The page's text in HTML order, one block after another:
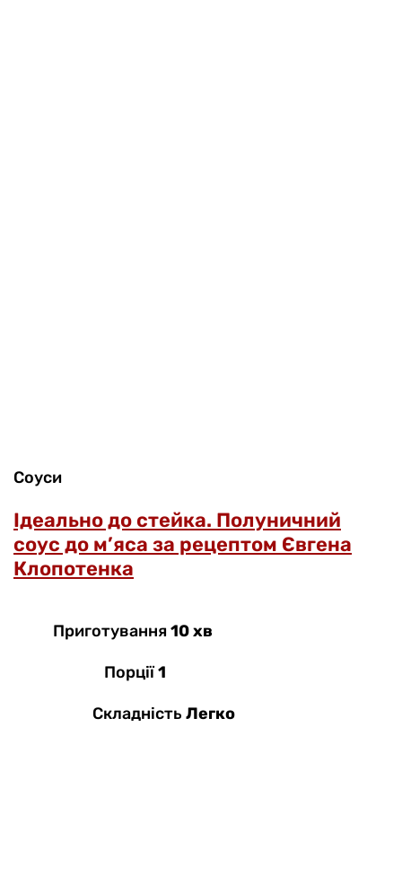
Соуси
Ідеально до стейка. Полуничний
соус до м’яса за рецептом Євгена
Клопотенка
Приготування10 хв
Порції1
Складність Легко